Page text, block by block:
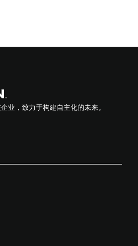
业，致力于构建自主化的未来。